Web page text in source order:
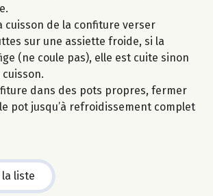
cuisson de la confiture verser
sur une assiette froide, si la
(ne coule pas), elle est cuite sinon
dans des pots propres, fermer
pot jusqu’à refroidissement complet
la liste